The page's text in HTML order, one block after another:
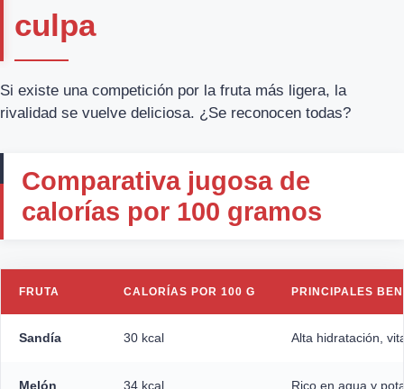
culpa
Si existe una competición por la fruta más ligera, la
rivalidad se vuelve deliciosa. ¿Se reconocen todas?
Comparativa jugosa de
calorías por 100 gramos
FRUTA CALORÍAS POR 100 G PRINCIPALES
Sandía 30 kcal Alta hidratación,
Melón 34 kcal Rico en agua y